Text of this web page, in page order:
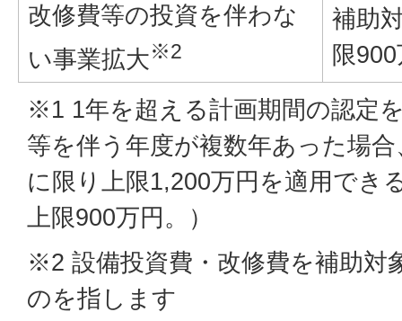
改修費等の投資を伴わな
い事業拡大※2
補助
限
※1 1年を超える計画期間の認定
等を伴う年度が複数年あった場
に限り上限1,200万円を適用でき
上限900万円。）
※2 設備投資費・改修費を補助対
のを指します